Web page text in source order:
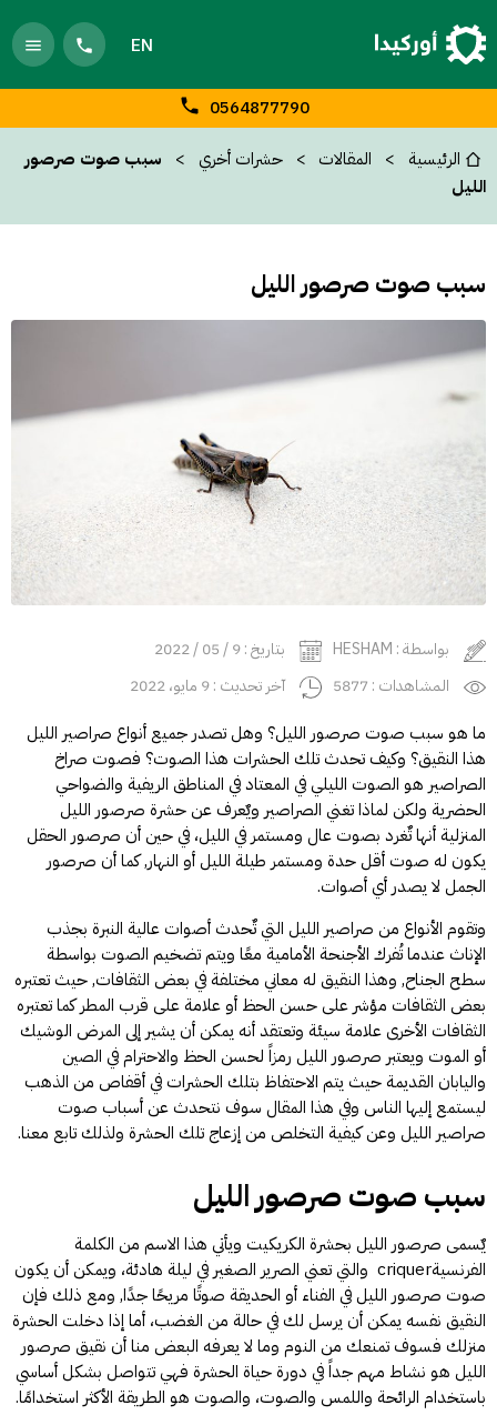
EN
0564877790
الرئيسية المقالات حشرات أخري
سبب صوت صرصور
الليل
سبب صوت صرصور الليل
بواسطة : HESHAM
بتاريخ : 9 / 05 / 2022
المشاهدات : 5877
آخر تحديث : 9 مايو، 2022
ما هو سبب صوت صرصور الليل؟ وهل تصدر جميع أنواع صراصير الليل
هذا النقيق؟ وكيف تحدث تلك الحشرات هذا الصوت؟ فصوت صراخ
الصراصير هو الصوت الليلي في المعتاد في المناطق الريفية والضواحي
الحضرية ولكن لماذا تغني الصراصير ويٌعرف عن حشرة صرصور الليل
المنزلية أنها تٌغرد بصوت عال ومستمر في الليل، في حين أن صرصور الحقل
يكون له صوت أقل حدة ومستمر طيلة الليل أو النهار, كما أن صرصور
الجمل لا يصدر أي أصوات.
وتقوم الأنواع من صراصير الليل التي تٌحدث أصوات عالية النبرة بجذب
الإناث عندما تُفرك الأجنحة الأمامية معًا ويتم تضخيم الصوت بواسطة
سطح الجناح, وهذا النقيق له معاني مختلفة في بعض الثقافات, حيث تعتبره
بعض الثقافات مؤشر على حسن الحظ أو علامة على قرب المطر كما تعتبره
الثقافات الأخرى علامة سيئة وتعتقد أنه يمكن أن يشير إلى المرض الوشيك
أو الموت ويعتبر صرصور الليل رمزاً لحسن الحظ والاحترام في الصين
واليابان القديمة حيث يتم الاحتفاظ بتلك الحشرات في أقفاص من الذهب
ليستمع إليها الناس وفي هذا المقال سوف نتحدث عن أسباب صوت
صراصير الليل وعن كيفية التخلص من إزعاج تلك الحشرة ولذلك تابع معنا.
سبب صوت صرصور الليل
يٌسمى صرصور الليل بحشرة الكريكيت ويأتي هذا الاسم من الكلمة
الفرنسيةcriquer والتي تعني الصرير الصغير في ليلة هادئة، ويمكن أن يكون
صوت صرصور الليل في الفناء أو الحديقة صوتًا مريحًا جدًا, ومع ذلك فإن
النقيق نفسه يمكن أن يرسل لك في حالة من الغضب، أما إذا دخلت الحشرة
منزلك فسوف تمنعك من النوم وما لا يعرفه البعض منا أن نقيق صرصور
الليل هو نشاط مهم جداً في دورة حياة الحشرة فهي تتواصل بشكل أساسي
باستخدام الرائحة واللمس والصوت، والصوت هو الطريقة الأكثر استخدامًا.